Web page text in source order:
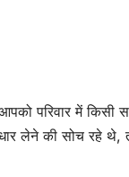
परिवार में किसी
लेने की सोच रहे